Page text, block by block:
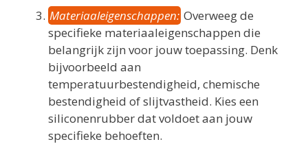
Materiaaleigenschappen: Overweeg de
specifieke materiaaleigenschappen die
belangrijk zijn voor jouw toepassing. Denk
bijvoorbeeld aan
temperatuurbestendigheid, chemische
bestendigheid of slijtvastheid. Kies een
siliconenrubber dat voldoet aan jouw
specifieke behoeften.